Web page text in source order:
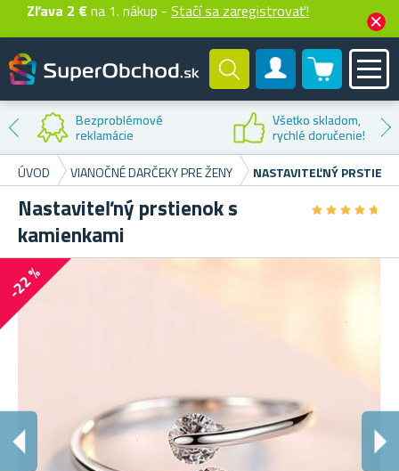
Zľava 2 € na 1. nákup - Stačí sa zaregistrovať!
Zákaznícky účet
0 produktů
Zľava na
prvý nákup
ÚVOD VIANOČNÉ DARČEKY PRE ŽENY NASTAVITEĽNÝ
Nastaviteľný prstienok s
kamienkami
★★★★★
★★★★★
-22 %